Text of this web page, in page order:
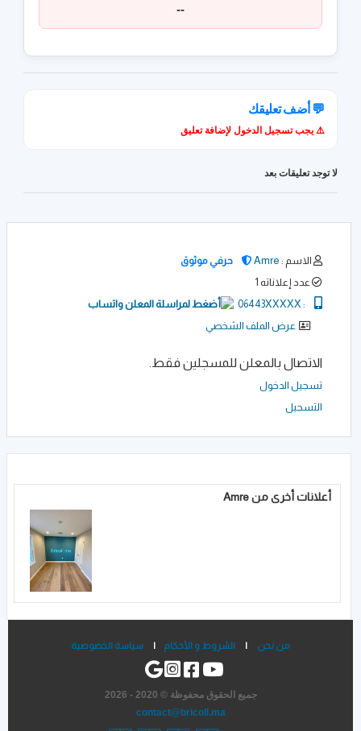
--
💬 أضف تعليقك
⚠️ يجب تسجيل الدخول لإضافة تعليق
لا توجد تعليقات بعد
الاسم : Amre
حرفي موثوق
عدد إعلاناته 1
:
06443XXXXX
عرض الملف الشخصي
الاتصال بالمعلن للمسجلين فقط.
تسجيل الدخول
التسجيل
أعلانات أخرى من Amre
من نحن | الشروط و الأحكام | سياسة الخصوصية
جميع الحقوق محفوظة © 2020 - 2026
contact@bricoll.ma